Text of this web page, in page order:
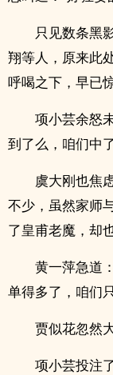
只见数条黑
翔等人，原来此
呼喝之下，早已
项小芸余怒
到了么，咱们中
虞大刚也焦
不少，虽然家师
了皇甫老魔，却
黄一萍急道
单得多了，咱们
贾似花忽然
项小芸投注